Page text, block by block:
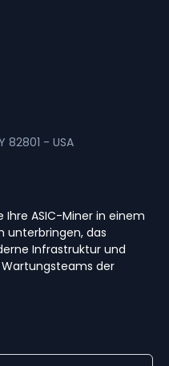
82801 - USA
Ihre ASIC-Miner in einem
unterbringen, das
Infrastruktur und
der